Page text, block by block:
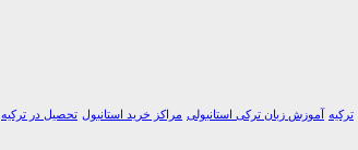
ترکیه آموزش زبان ترکی استانبولی مراکز خرید استانبول تحصیل در ترکیه